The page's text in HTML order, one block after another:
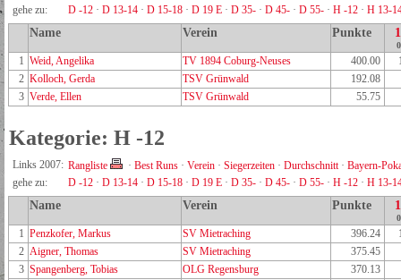
gehe zu:
D -12 · D 13-14 · D 15-18 · D 19 E · D 35- · D 45- · D 55- · H -12 · H 13-
Name Verein Punkte
1 Weid, Angelika TV 1894 Coburg-Neuses 400.00
2 Kolloch, Gerda TSV Grünwald
192.08
3 Verde, Ellen TSV Grünwald 55.75
Kategorie: H -12
Links 2007: Rangliste · Best Runs · Verein · Siegerzeiten · Durchschnitt· Bayern-
gehe zu:
D -12 · D 13-14 · D 15-18 · D 19 E · D 35- · D 45- · D 55- · H -12 · H 13-
Name Verein Punkte
1 Penzkofer, Markus SV Mietraching 396.24
2 Aigner, Thomas SV Mietraching
375.45
3 Spangenberg, Tobias OLG Regensburg
370.13